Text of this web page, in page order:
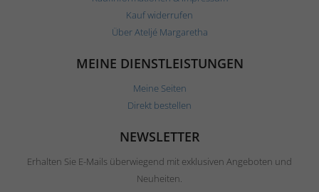
Kauf widerrufen
Über Ateljé Margaretha
MEINE DIENSTLEISTUNGEN
Meine Seiten
Direkt bestellen
NEWSLETTER
Erhalten Sie E-Mails überwiegend mit exklusiven Angeboten und
Neuheiten.